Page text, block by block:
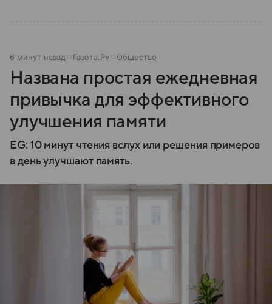
6 минут назад Газета.Ру Общество
Названа простая ежедневная
привычка для эффективного
улучшения памяти
EG: 10 минут чтения вслух или решения примеров
в день улучшают память.